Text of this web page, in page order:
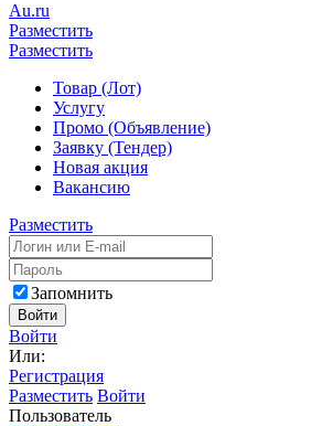
Au.ru
Разместить
Разместить
Товар (Лот)
Услугу
Промо (Объявление)
Заявку (Тендер)
Новая акция
Вакансию
Разместить
Запомнить
Войти
Войти
Или:
Регистрация
Разместить Войти
Пользователь